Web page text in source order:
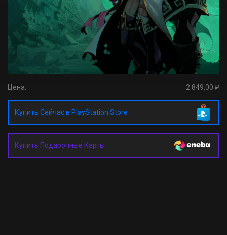
Цена: 2 849,00 ₽
Купить Сейчас в PlayStation Store
Купить Подарочные Карты